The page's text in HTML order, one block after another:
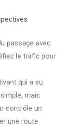
passage avec
le trafic pour
qui a su
mais
contrôle un
une route